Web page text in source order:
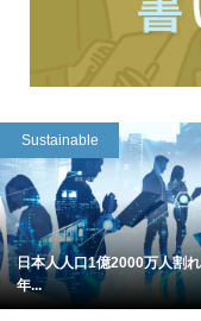
Sustainable
日本人人口1億2000万人割
年...